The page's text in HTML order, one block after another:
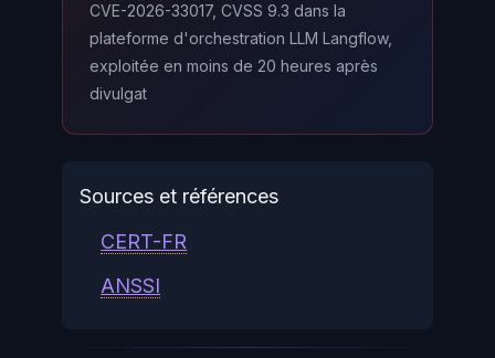
CVE-2026-33017, CVSS 9.3 dans la
plateforme d'orchestration LLM Langflow,
exploitée en moins de 20 heures après
divulgat
Sources et références
CERT-FR
ANSSI